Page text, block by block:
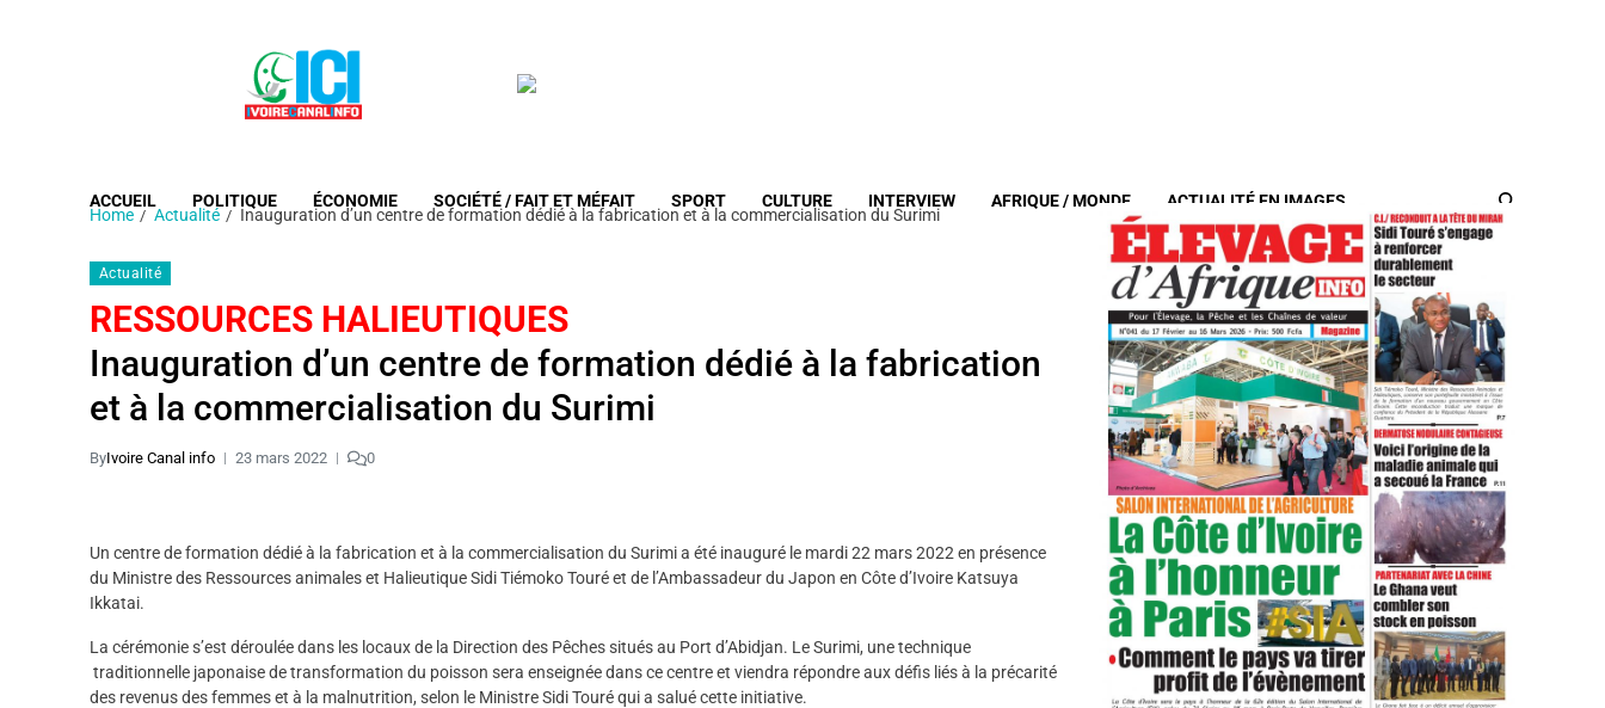
ACCUEIL POLITIQUE ÉCONOMIE SOCIÉTÉ / FAIT ET MÉFAIT SPORT CULTURE INTERVIEW AFRIQUE / MONDE ACTUALITÉ EN IMAGES
Home Actualité Inauguration d’un centre de formation dédié à la fabrication et à la commercialisation du Surimi
Actualité
RESSOURCES HALIEUTIQUES
Inauguration d’un centre de formation dédié à la fabrication
et à la commercialisation du Surimi
ByIvoire Canal info 23 mars 2022 0
Un centre de formation dédié à la fabrication et à la commercialisation du Surimi a été inauguré le mardi 22 mars 2022 en présence
du Ministre des Ressources animales et Halieutique Sidi Tiémoko Touré et de l’Ambassadeur du Japon en Côte d’Ivoire Katsuya
Ikkatai.
La cérémonie s’est déroulée dans les locaux de la Direction des Pêches situés au Port d’Abidjan. Le Surimi, une technique
traditionnelle japonaise de transformation du poisson sera enseignée dans ce centre et viendra répondre aux défis liés à la précarité
des revenus des femmes et à la malnutrition, selon le Ministre Sidi Touré qui a salué cette initiative.